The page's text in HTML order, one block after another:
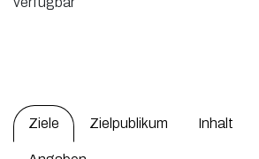
Ziele Zielpublikum Inhalt